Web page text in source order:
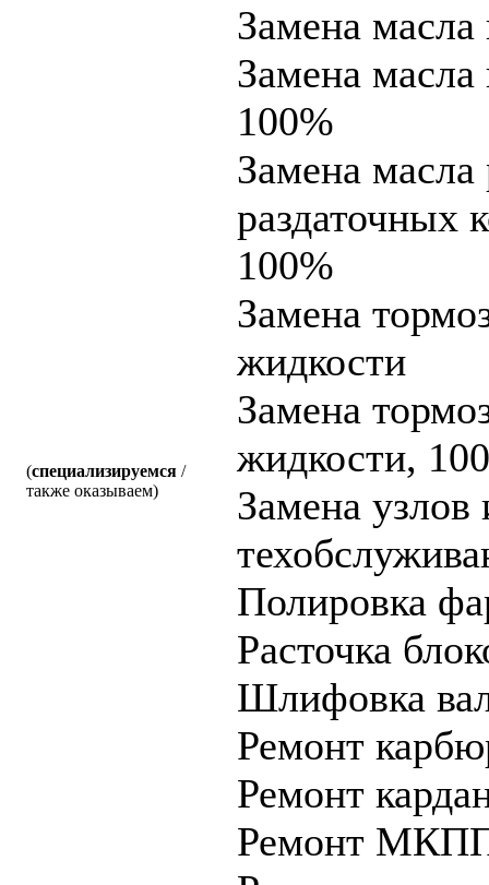
(специализируемся /
также оказываем)
Замена
Замена
100%
Замена масла
раздаточных
100%
Замена
жидкости
Замена
жидкости,
Замена узлов
Полировка
Расточка
Шлифовка
Ремонт
Ремонт
Ремонт